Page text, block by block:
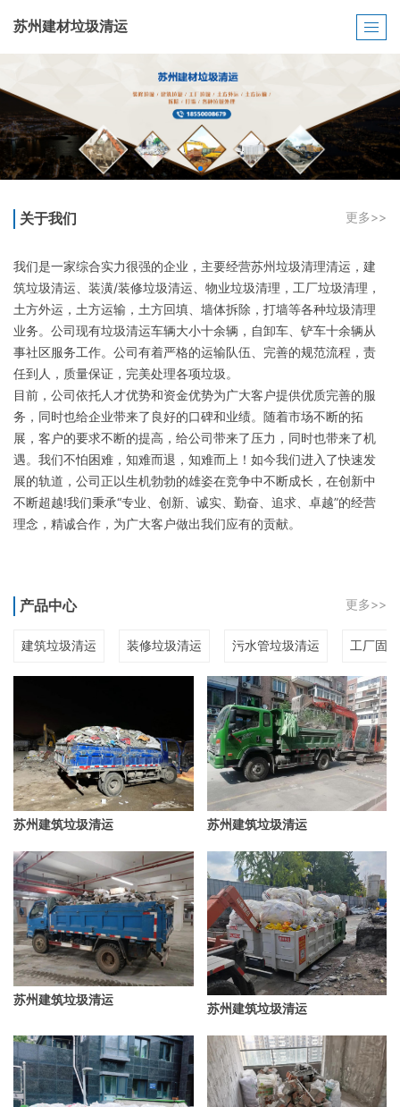
苏州建材垃圾清运
关于我们 更多>>
我们是一家综合实力很强的企业，主要经营苏州垃圾清理清运，建
筑垃圾清运、装潢/装修垃圾清运、物业垃圾清理，工厂垃圾清理，
土方外运，土方运输，土方回填、墙体拆除，打墙等各种垃圾清理
业务。公司现有垃圾清运车辆大小十余辆，自卸车、铲车十余辆从
事社区服务工作。公司有着严格的运输队伍、完善的规范流程，责
任到人，质量保证，完美处理各项垃圾。
目前，公司依托人才优势和资金优势为广大客户提供优质完善的服
务，同时也给企业带来了良好的口碑和业绩。随着市场不断的拓
展，客户的要求不断的提高，给公司带来了压力，同时也带来了机
遇。我们不怕困难，知难而退，知难而上！如今我们进入了快速发
展的轨道，公司正以生机勃勃的雄姿在竞争中不断成长，在创新中
不断超越!我们秉承“专业、创新、诚实、勤奋、追求、卓越”的经营
理念，精诚合作，为广大客户做出我们应有的贡献。
产品中心 更多>>
建筑垃圾清运 装修垃圾清运 污水管垃圾清运 工厂固
苏州建筑垃圾清运 苏州建筑垃圾清运
苏州建筑垃圾清运
苏州建筑垃圾清运